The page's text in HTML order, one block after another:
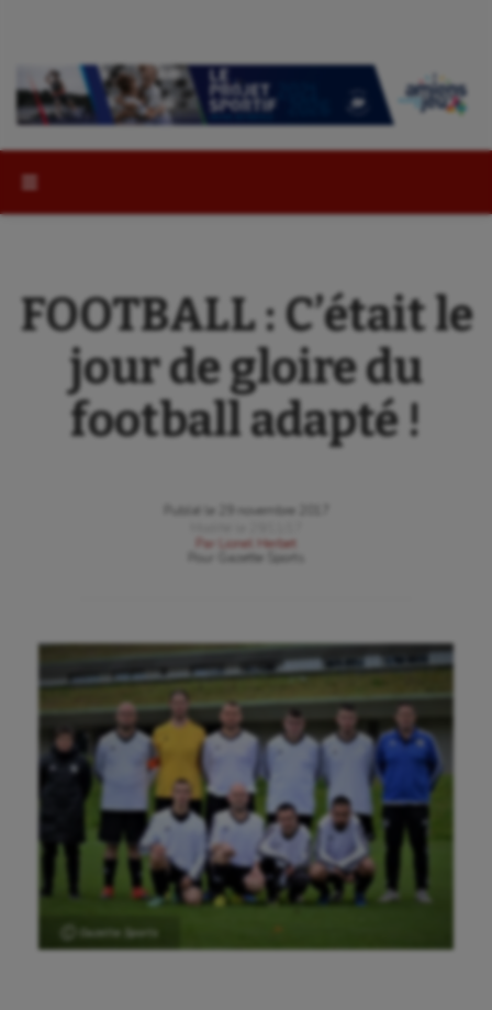
FOOTBALL : C’était le
jour de gloire du
football adapté !
Publié le
29 novembre 2017
Par
Lionel Herbet
Gazette Sports
Ⓒ Gazette Sports